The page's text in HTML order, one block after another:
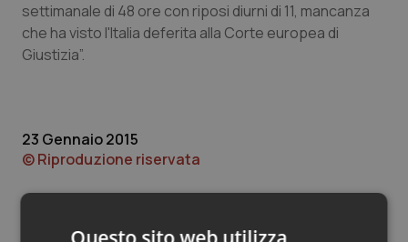
Quotidiano Cardiologia
Quotidiano Pediatria
settimanale di 48 ore con riposi diurni di 11, mancanza
che ha visto l'Italia deferita alla Corte europea di
Giustizia”.
23 Gennaio 2015
© Riproduzione riservata